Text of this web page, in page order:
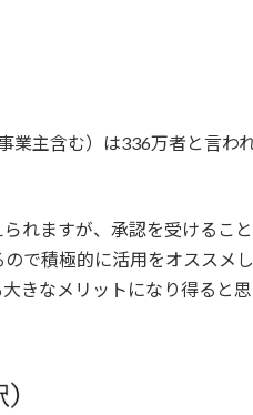
業主含む）は336万者と言わ
れますが、承認を受けるこ
で積極的に活用をオススメ
きなメリットになり得ると